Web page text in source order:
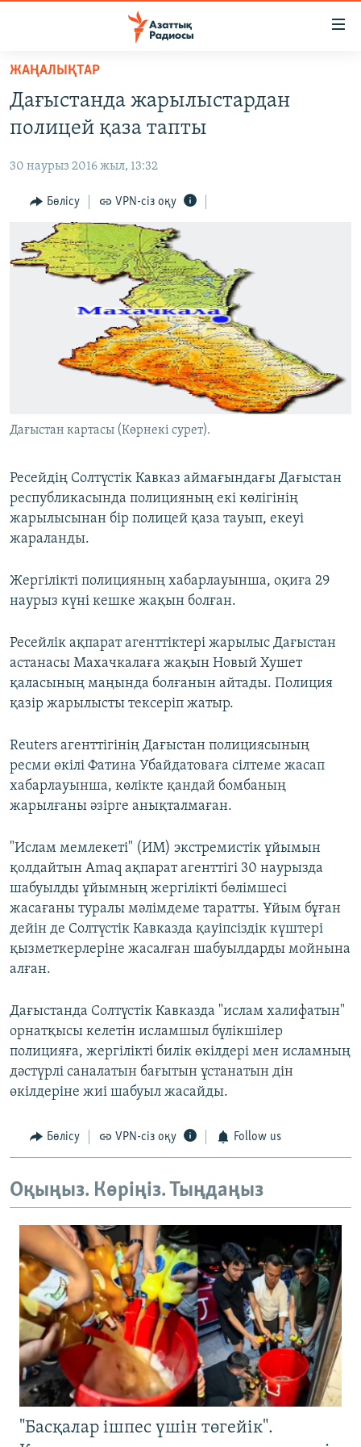
Skip
main
content
to
Navigation
Search
САЯСАТ
ҚАҢТАР ОҚИҒАСЫ
АДАМ ҚҰҚЫҚТАРЫ
ӘЛЕУМЕТ
ӘЛЕМ
АРНАЙЫ ЖОБАЛАР
ЖАЗЫЛЫҢЫЗ
ЖАҢАЛЫҚТАР
Дағыстанда жарылыстардан
полицей қаза тапты
30 наурыз 2016 жыл, 13:32
Бөлісу VPN-сіз оқу
Дағыстан картасы (Көрнекі сурет).
Ресейдің Солтүстік Кавказ аймағындағы Дағыстан
республикасында полицияның екі көлігінің
жарылысынан бір полицей қаза тауып, екеуі
жараланды.
Жергілікті полицияның хабарлауынша, оқиға 29
наурыз күні кешке жақын болған.
Ресейлік ақпарат агенттіктері жарылыс Дағыстан
астанасы Махачкалаға жақын Новый Хушет
қаласының маңында болғанын айтады. Полиция
қазір жарылысты тексеріп жатыр.
Reuters агенттігінің Дағыстан полициясының
ресми өкілі Фатина Убайдатоваға сілтеме жасап
хабарлауынша, көлікте қандай бомбаның
жарылғаны әзірге анықталмаған.
"Ислам мемлекеті" (ИМ) экстремистік ұйымын
қолдайтын Amaq ақпарат агенттігі 30 наурызда
шабуылды ұйымның жергілікті бөлімшесі
жасағаны туралы мәлімдеме таратты. Ұйым бұған
дейін де Солтүстік Кавказда қауіпсіздік күштері
қызметкерлеріне жасалған шабуылдарды мойнына
алған.
Дағыстанда Солтүстік Кавказда "ислам халифатын"
орнатқысы келетін исламшыл бүлікшілер
полицияға, жергілікті билік өкілдері мен исламның
дәстүрлі саналатын бағытын ұстанатын дін
өкілдеріне жиі шабуыл жасайды.
Бөлісу VPN-сіз оқу Follow us
Оқыңыз. Көріңіз. Тыңдаңыз
"Басқалар ішпес үшін төгейік".